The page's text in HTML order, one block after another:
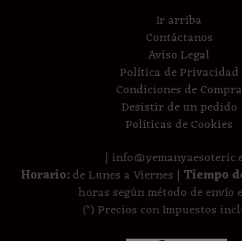
Ir arriba
Contáctanos
Aviso Legal
Política de Privacidad
Condiciones de Compra
Desistir de un pedido
Políticas de Cookies
|
Horario:de Lunes a Viernes | Tiempo
horas según método de envío
(*) Precios con Impuestos